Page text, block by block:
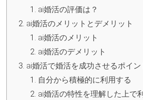
ai婚活の評価は？
ai婚活のメリットとデメリット
ai婚活のメリット
ai婚活のデメリット
ai婚活で婚活を成功させるポイン
自分から積極的に利用する
ai婚活の特性を理解した上で